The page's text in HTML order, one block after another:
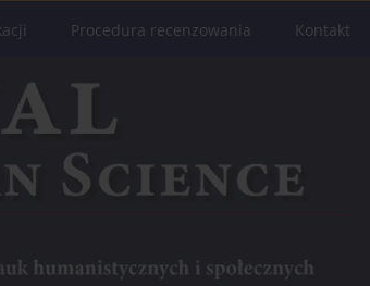
Procedura recenzowania Kontakt